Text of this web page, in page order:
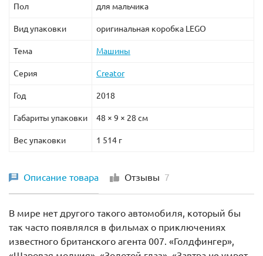
Пол для мальчика
Вид упаковки оригинальная коробка LEGO
Тема Машины
Серия Creator
Год 2018
Габариты упаковки 48 × 9 × 28 см
Вес упаковки 1 514 г
Описание товара Отзывы 7
В мире нет другого такого автомобиля, который бы
так часто появлялся в фильмах о приключениях
известного британского агента 007. «Голдфингер»,